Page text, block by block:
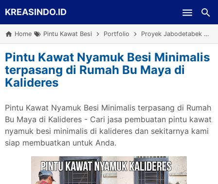
KREASINDO.ID
Home Pintu Kawat Besi Portfolio Proyek Jabodetabek
Pintu Kawat Nyamuk Besi Minimalis
terpasang di Rumah Bu Maya di
Kalideres
Pintu Kawat Nyamuk Besi Minimalis terpasang di Rumah
Bu Maya di Kalideres - Cari jasa pembuatan pintu kawat
nyamuk besi minimalis di kalideres dan sekitarnya kami
siap membuatkan untuk Anda.